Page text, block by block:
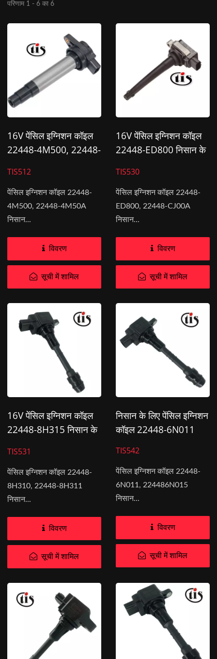
परिणाम 1 - 6 का 6
16V पेंसिल इग्निशन कॉइल
22448-4M500, 22448-
TIS512
पेंसिल इग्निशन कॉइल 22448-
4M500, 22448-4M50A
निसान...
विवरण
सूची में शामिल
16V पेंसिल इग्निशन कॉइल
22448-ED800 निसान के
TIS530
पेंसिल इग्निशन कॉइल 22448-
ED800, 22448-CJ00A
निसान...
विवरण
सूची में शामिल
16V पेंसिल इग्निशन कॉइल
22448-8H315 निसान के
TIS531
पेंसिल इग्निशन कॉइल 22448-
8H310, 22448-8H311
निसान...
विवरण
सूची में शामिल
निसान के लिए पेंसिल इग्निशन
कॉइल 22448-6N011
TIS542
पेंसिल इग्निशन कॉइल 22448-
6N011, 224486N015
निसान...
विवरण
सूची में शामिल